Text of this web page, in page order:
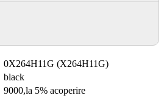
0X264H11G (X264H11G)
black
9000,la 5% acoperire